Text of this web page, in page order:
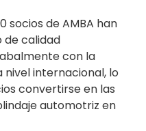
socios de AMBA han
de calidad
con la
internacional, lo
convertirse en las
automotriz en